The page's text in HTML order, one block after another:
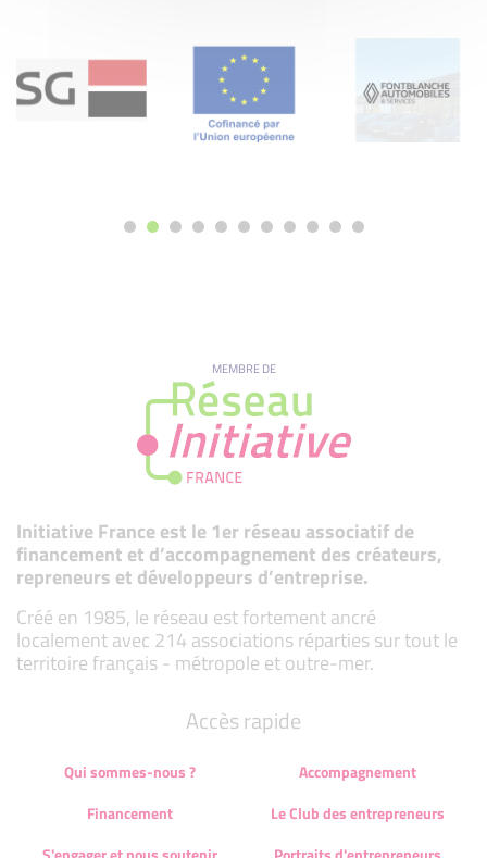
MEMBRE DE
Initiative France est le 1er réseau associatif de
financement et d’accompagnement des créateurs,
repreneurs et développeurs d’entreprise.
Créé en 1985, le réseau est fortement ancré
localement avec 214 associations réparties sur tout le
territoire français - métropole et outre-mer.
Accès rapide
Qui sommes-nous ?
Accompagnement
Financement
Le Club des entrepreneurs